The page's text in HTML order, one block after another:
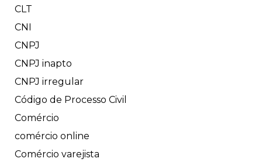
CLT
CNI
CNPJ
CNPJ inapto
CNPJ irregular
Código de Processo Civil
Comércio
comércio online
Comércio varejista